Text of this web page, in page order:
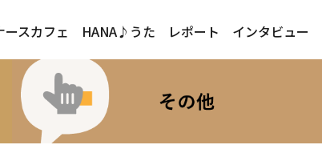
ースカフェ HANA♪うた レポート インタビュー